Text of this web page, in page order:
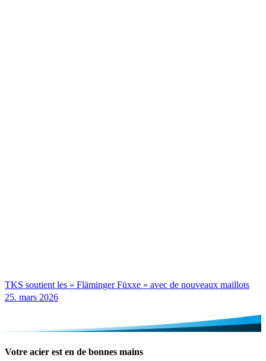
TKS soutient les « Fläminger Füxxe » avec de nouveaux maillots
25. mars 2026
Votre acier est en de bonnes mains